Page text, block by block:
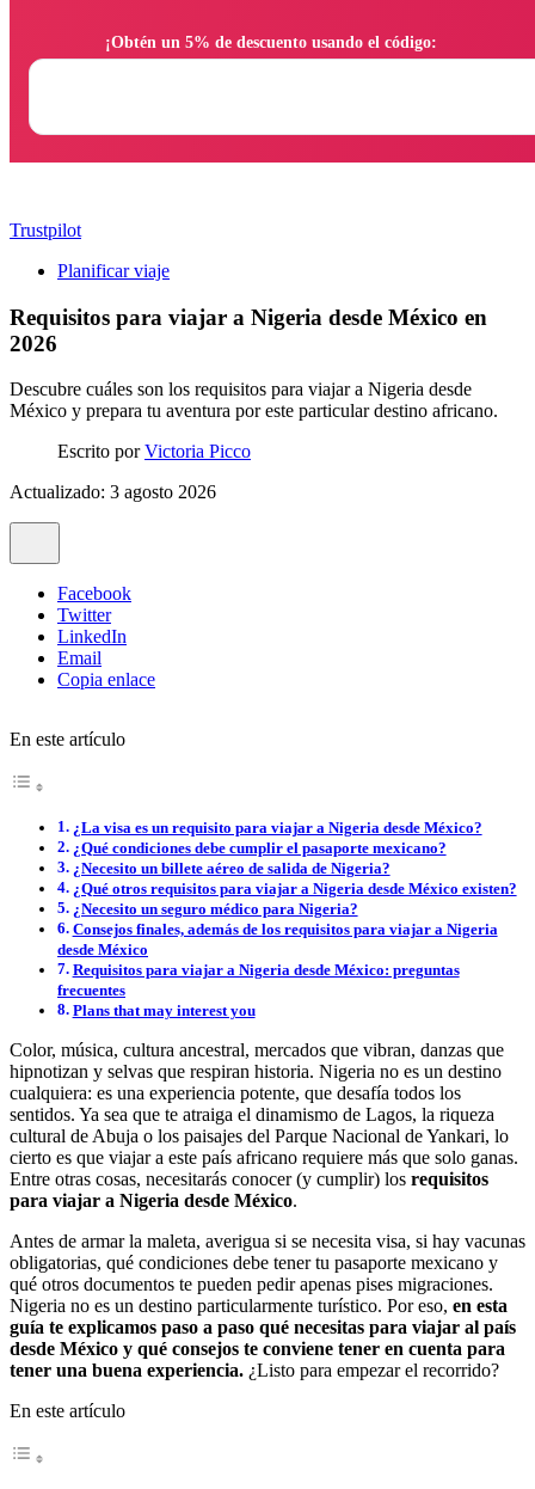
Trustpilot
Planificar viaje
Requisitos para viajar a Nigeria desde México en
2026
Descubre cuáles son los requisitos para viajar a Nigeria desde
México y prepara tu aventura por este particular destino africano.
Escrito porVictoria Picco
Actualizado: 3 agosto 2026
Facebook
Twitter
LinkedIn
Email
Copia enlace
En este artículo
¿La visa es un requisito para viajar a Nigeria desde México?
¿Qué condiciones debe cumplir el pasaporte mexicano?
¿Necesito un billete aéreo de salida de Nigeria?
¿Qué otros requisitos para viajar a Nigeria desde México existen?
¿Necesito un seguro médico para Nigeria?
Consejos finales, además de los requisitos para viajar a Nigeria
desde México
Requisitos para viajar a Nigeria desde México: preguntas
frecuentes
Plans that may interest you
Color, música, cultura ancestral, mercados que vibran, danzas que
hipnotizan y selvas que respiran historia. Nigeria no es un destino
cualquiera: es una experiencia potente, que desafía todos los
sentidos. Ya sea que te atraiga el dinamismo de Lagos, la riqueza
cultural de Abuja o los paisajes del Parque Nacional de Yankari, lo
cierto es que viajar a este país africano requiere más que solo ganas.
Entre otras cosas, necesitarás conocer (y cumplir) los requisitos
para viajar a Nigeria desde México.
Antes de armar la maleta, averigua si se necesita visa, si hay vacunas
obligatorias, qué condiciones debe tener tu pasaporte mexicano y
qué otros documentos te pueden pedir apenas pises migraciones.
Nigeria no es un destino particularmente turístico. Por eso, en esta
guía te explicamos paso a paso qué necesitas para viajar al país
desde México y qué consejos te conviene tener en cuenta para
tener una buena experiencia. ¿Listo para empezar el recorrido?
En este artículo